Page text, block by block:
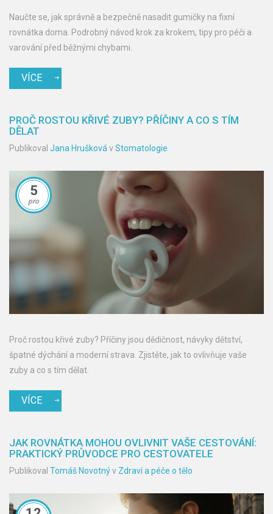
Naučte se, jak správně a bezpečně nasadit gumičky na fixní
rovnátka doma. Podrobný návod krok za krokem, tipy pro péči a
varování před běžnými chybami.
VÍCE
PROČ ROSTOU KŘIVÉ ZUBY? PŘÍČINY A CO S TÍM
DĚLAT
Publikoval Jana Hrušková vStomatologie
5
pro
Proč rostou křivé zuby? Příčiny jsou dědičnost, návyky dětství,
špatné dýchání a moderní strava. Zjistěte, jak to ovlivňuje vaše
zuby a co s tím dělat.
VÍCE
JAK ROVNÁTKA MOHOU OVLIVNIT VAŠE CESTOVÁNÍ:
PRAKTICKÝ PRŮVODCE PRO CESTOVATELE
Publikoval Tomáš Novotnýv Zdraví a péče o tělo